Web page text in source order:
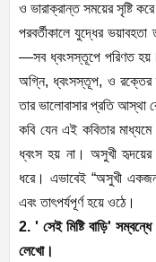
ও ভারাক্রান্ত সময়ের সৃষ্টি
পরবর্তীকালে যুদ্ধের
—সব ধ্বংসস্তূপে পরিণত হয়।
অগ্নি, ধ্বংসস্তূপ, ও রক্তের
তার ভালোবাসার প্রতি আস্থা
কবি যেন এই কবিতার
ধ্বংস হয় না। অসুখী
ধরে। এভাবেই “অসুখী
এবং তাৎপর্যপূর্ণ হয়ে ওঠে।
2. ' সেই মিষ্টি বাড়ি'
লেখো।